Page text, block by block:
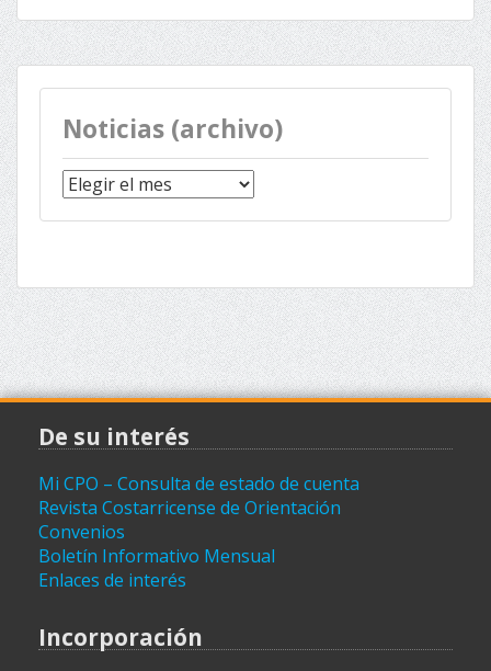
Noticias (archivo)
Noticias
(archivo)
De su interés
Mi CPO – Consulta de estado de cuenta
Revista Costarricense de Orientación
Convenios
Boletín Informativo Mensual
Enlaces de interés
Incorporación